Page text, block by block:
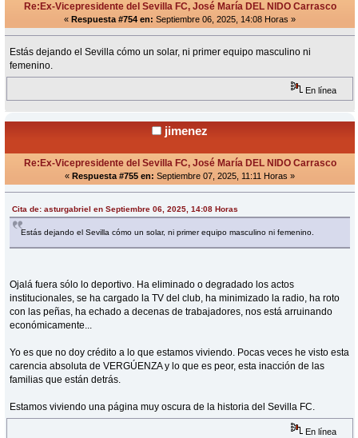
Re:Ex-Vicepresidente del Sevilla FC, José María DEL NIDO Carrasco
« Respuesta #754 en: Septiembre 06, 2025, 14:08 Horas »
Estás dejando el Sevilla cómo un solar, ni primer equipo masculino ni
femenino.
En línea
jimenez
Re:Ex-Vicepresidente del Sevilla FC, José María DEL NIDO Carrasco
« Respuesta #755 en: Septiembre 07, 2025, 11:11 Horas »
Cita de: asturgabriel en Septiembre 06, 2025, 14:08 Horas
Estás dejando el Sevilla cómo un solar, ni primer equipo masculino ni femenino.
Ojalá fuera sólo lo deportivo. Ha eliminado o degradado los actos
institucionales, se ha cargado la TV del club, ha minimizado la radio, ha roto
con las peñas, ha echado a decenas de trabajadores, nos está arruinando
económicamente...
Yo es que no doy crédito a lo que estamos viviendo. Pocas veces he visto esta
carencia absoluta de VERGÚENZA y lo que es peor, esta inacción de las
familias que están detrás.
Estamos viviendo una página muy oscura de la historia del Sevilla FC.
En línea